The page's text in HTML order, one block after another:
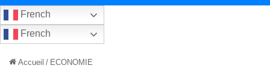
French
French
Accueil / ECONOMIE